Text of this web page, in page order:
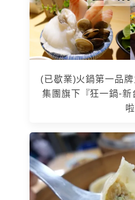
(已歇業)火鍋第一品
集團旗下『狂一鍋-
啦